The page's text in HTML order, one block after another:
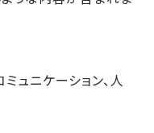
ミュニケーション、人